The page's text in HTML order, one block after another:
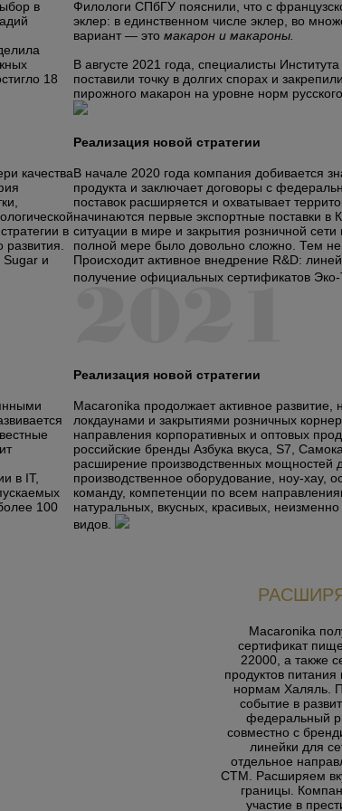
в
18
качества
в
Sugar и
в IT,
100
Филологи СПбГУ пояснили, что с
эклер: в единственном числе эклер, во
вариант — это макарон и макароны.
В августе 2021 года, специалисты
поставили точку в долгих спорах и
пирожного макарон на уровне норм русского
Реализация новой стратегии
В начале 2020 года компания добивается
продукта и заключает договоры с
поставок расширяется и охватывает
начинаются первые экспортные поставки в
ситуации в мире и закрытия розничной
полной мере было довольно сложно. Тем
Происходит активное внедрение R&D:
получение официальных сертификатов Эко-
Реализация новой стратегии
Macaronika продолжает активное
локдаунами и закрытиями розничных
направления корпоративных и оптовых
российские бренды Азбука вкуса, S7,
расширение производственных мощностей
производственное оборудование, ноу-хау,
команду, компетенции по всем
натуральных, вкусных, красивых,
видов.
Macaronika
сертификат
22000, а также
продуктов
нормам Халяль.
событие в
федеральный
совместно с
линейки для
отдельное
СТМ. Расширяем
границы.
участие в